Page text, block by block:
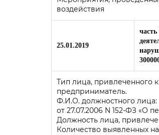
воздействия
25.01.2019
Тип лица, привлеченного
предприниматель.
Ф.И.О. должностного
от 27.07.2006 N 152-ФЗ «О
Должность лица,
Количество выявленных